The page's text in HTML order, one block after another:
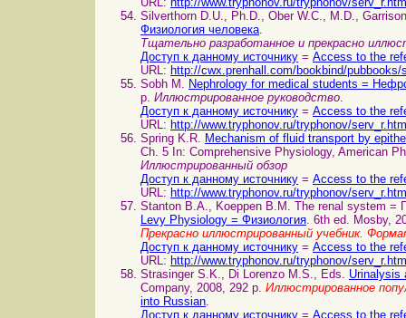
Silverthorn D.U., Ph.D., Ober W.C., M.D.,
Физиология человека.
Тщательно разработанное и прекрасно
Доступ к данному источнику = Access to the
URL: http://cwx.prenhall.com/bookbind/pubbooks/
Sobh M. Nephrology for medical students =
p. Иллюстрированное руководство.
Доступ к данному источнику = Access to the
URL: http://www.tryphonov.ru/tryphonov/
Spring K.R. Mechanism of fluid transport by
Ch. 5 In: Comprehensive Physiology, American
Иллюстрированный обзор
Доступ к данному источнику = Access to the
URL: http://www.tryphonov.ru/tryphonov/
Stanton B.A., Koeppen B.M. The renal system =
Levy Physiology = Физиология. 6th ed. Mosby,
Прекрасно иллюстрированный учебник.
Доступ к данному источнику = Access to the
URL: http://www.tryphonov.ru/tryphonov/
Strasinger S.K., Di Lorenzo M.S., Eds. Urinalysis
Company, 2008, 292 p. Иллюстрированное
into Russian.
Доступ к данному источнику = Access to the